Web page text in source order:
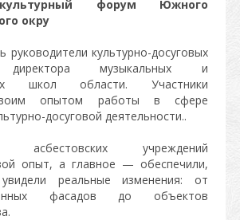
форум Южного
окру
руководители культурно-досуговых
директора музыкальных и
школ области. Участники
опытом работы в сфере
досуговой деятельности..
асбестовских учреждений
опыт, а главное — обеспечили,
реальные изменения: от
фасадов до объектов